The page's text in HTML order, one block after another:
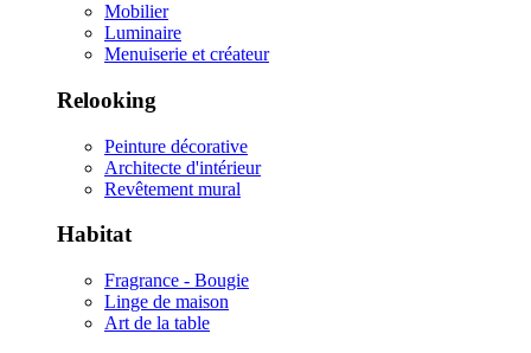
Mobilier
Luminaire
Menuiserie et créateur
Relooking
Peinture décorative
Architecte d'intérieur
Revêtement mural
Habitat
Fragrance - Bougie
Linge de maison
Art de la table